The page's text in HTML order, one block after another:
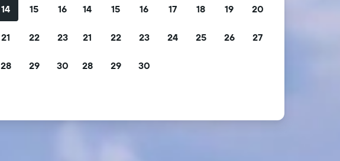
14 15 16
21 22 23
28 29 30
14 15 16 17 18 19 20
21 22 23 24 25 26 27
28 29 30